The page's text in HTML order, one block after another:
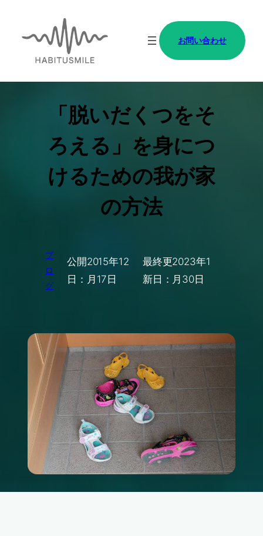
キ
お問い合わせ
「脱いだくつをそ
ろえる」を身につ
けるための我が家
の方法
ブ
ロ
グ
公開
日：
2015年12
月17日
最終更
新日：
2023年1
月30日